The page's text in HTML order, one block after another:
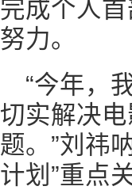
完成个人
努力。
“今年，
切实解决
题。”刘祎
计划”重点